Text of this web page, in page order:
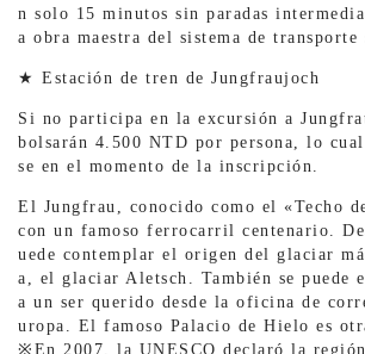
n solo 15 minutos sin paradas
a obra maestra del sistema de transporte
★ Estación de tren de Jungfraujoch
Si no participa en la excursión a
bolsarán 4.500 NTD por persona, lo
se en el momento de la inscripción.
El Jungfrau, conocido como el «Techo
con un famoso ferrocarril centenario.
uede contemplar el origen del glaciar
a, el glaciar Aletsch. También se puede
a un ser querido desde la oficina de
uropa. El famoso Palacio de Hielo es
※En 2007, la UNESCO declaró la